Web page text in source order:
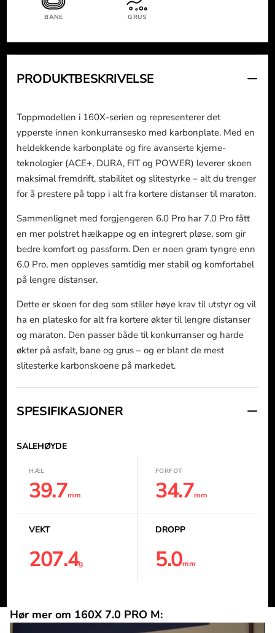
BANE GRUS
PRODUKTBESKRIVELSE
Toppmodellen i 160X-serien og representerer det
ypperste innen konkurransesko med karbonplate. Med en
heldekkende karbonplate og fire avanserte kjerne-
teknologier (ACE+, DURA, FIT og POWER) leverer skoen
maksimal fremdrift, stabilitet og slitestyrke – alt du trenger
for å prestere på topp i alt fra kortere distanser til maraton.
Sammenlignet med forgjengeren 6.0 Pro har 7.0 Pro fått
en mer polstret hælkappe og en integrert pløse, som gir
bedre komfort og passform. Den er noen gram tyngre enn
6.0 Pro, men oppleves samtidig mer stabil og komfortabel
på lengre distanser.
Dette er skoen for deg som stiller høye krav til utstyr og vil
ha en platesko for alt fra kortere økter til lengre distanser
og maraton. Den passer både til konkurranser og harde
økter på asfalt, bane og grus – og er blant de mest
slitesterke karbonskoene på markedet.
SPESIFIKASJONER
SÅLEHØYDE
HÆL
39.7mm
FORFOT
34.7mm
VEKT
207.4g
DROPP
5.0mm
Hør mer om 160X 7.0 PRO M: